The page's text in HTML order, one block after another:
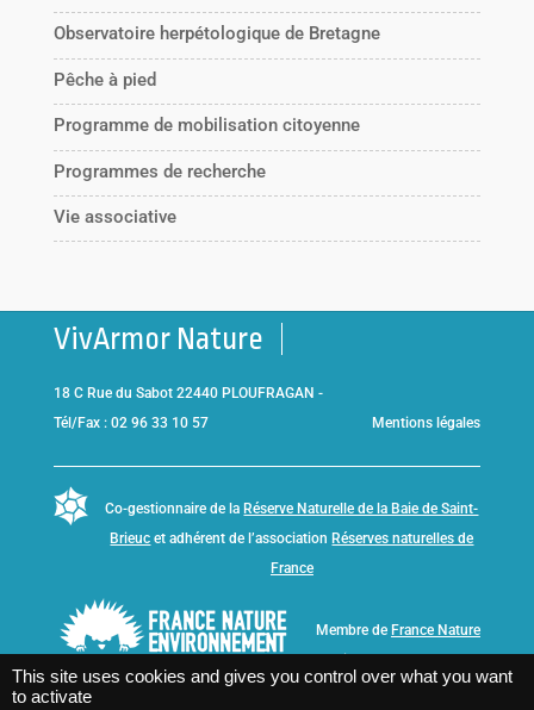
Observatoire herpétologique de Bretagne
Pêche à pied
Programme de mobilisation citoyenne
Programmes de recherche
Vie associative
VivArmor Nature
18 C Rue du Sabot 22440 PLOUFRAGAN -
Tél/Fax : 02 96 33 10 57
Mentions légales
Co-gestionnaire de la Réserve Naturelle de la Baie de Saint-
Brieuc et adhérent de l’association Réserves naturelles de
France
Membre de France Nature
This site uses cookies and gives you control over what you want
to activate